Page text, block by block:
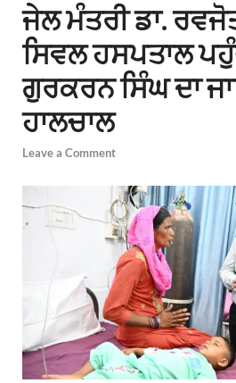
ਜੇਲ ਮੰਤਰੀ ਡਾ.
ਸਿਵਲ ਹਸਪਤਾਲ
ਗੁਰਕਰਨ ਸਿੰਘ ਦਾ
ਹਾਲਚਾਲ
Leave a Comment